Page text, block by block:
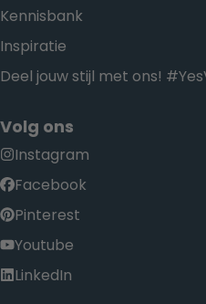
Kennisbank
Inspiratie
Deel jouw stijl met ons!
Volg ons
Instagram
Facebook
Pinterest
Youtube
LinkedIn